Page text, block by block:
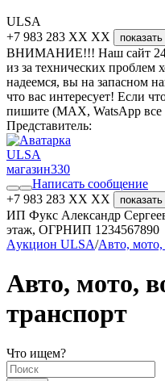
ULSA
+7 983 283 XX XX
показать
ВНИМАНИЕ!!! Наш сайт
из за технических проблем
надеемся, вы на запасном
что вас интересует! Если
пишите (MAX, WatsApp все
Представитель:
ULSA
магазин330
Написать сообщение
+7 983 283 XX XX
показать
ИП Фукс Александр
этаж, ОГРНИП 1234567890
Aукцион ULSA/Авто, мото,
Авто, мото,
транспорт
Что ищем?